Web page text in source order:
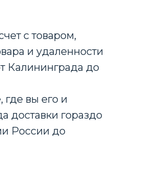
с товаром,
и удаленности
Калининграда до
вы его и
доставки гораздо
России до